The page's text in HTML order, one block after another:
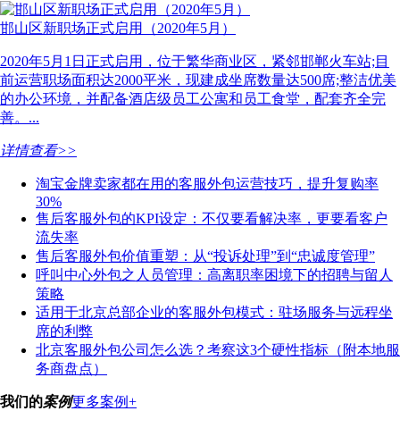
邯山区新职场正式启用（2020年5月）
2020年5月1日正式启用，位于繁华商业区，紧邻邯郸火车站;目
前运营职场面积达2000平米，现建成坐席数量达500席;整洁优美
的办公环境，并配备酒店级员工公寓和员工食堂，配套齐全完
善。...
详情查看>>
淘宝金牌卖家都在用的客服外包运营技巧，提升复购率
30%
售后客服外包的KPI设定：不仅要看解决率，更要看客户
流失率
售后客服外包价值重塑：从“投诉处理”到“忠诚度管理”
呼叫中心外包之人员管理：高离职率困境下的招聘与留人
策略
适用于北京总部企业的客服外包模式：驻场服务与远程坐
席的利弊
北京客服外包公司怎么选？考察这3个硬性指标（附本地服
务商盘点）
我们的案例更多案例+